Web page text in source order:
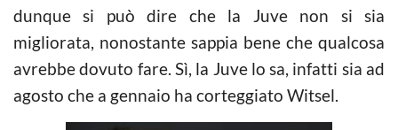
dunque si può dire che la Juve non si sia
migliorata, nonostante sappia bene che qualcosa
avrebbe dovuto fare. Sì, la Juve lo sa, infatti sia ad
agosto che a gennaio ha corteggiato Witsel.